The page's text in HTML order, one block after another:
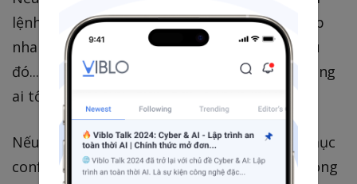
lệnh config:cache giống như hành động "chụp
nhanh" (snapshot) lại toàn bộ nội thất và sau
đó... khóa luôn cánh cửa chứa file .env để không
ai tốn thời gian mở ra mở vào nữa.
Nếu bạn cố chấp gọi env() ở bên ngoài thư mục
config/, bạn đang cố với tay vào một căn phòng